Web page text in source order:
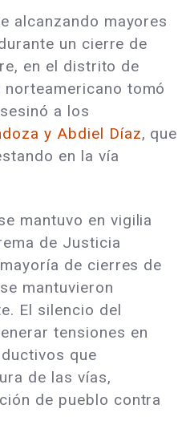
alcanzando mayores
un cierre de
en el distrito de
norteamericano tomó
a los
y Abdiel Díaz, que
en la vía
mantuvo en vigilia
de Justicia
de cierres de
mantuvieron
El silencio del
tensiones en
que
de las vías,
de pueblo contra